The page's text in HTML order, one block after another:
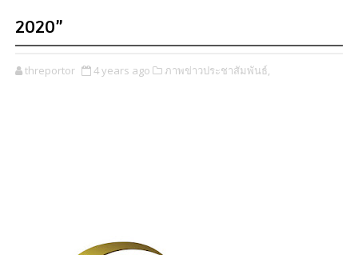
2020”
threportor 4 years ago ภาพข่าวประชาสัมพันธ์,